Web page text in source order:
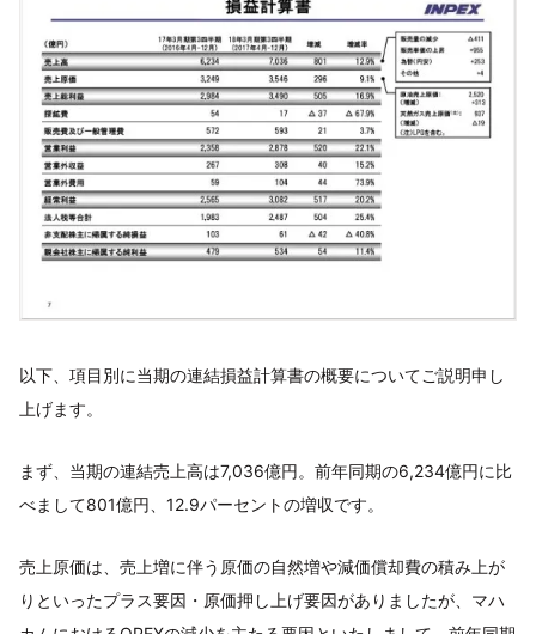
以下、項目別に当期の連結損益計算書の概要についてご説明申し
上げます。
まず、当期の連結売上高は7,036億円。前年同期の6,234億円に比
べまして801億円、12.9パーセントの増収です。
売上原価は、売上増に伴う原価の自然増や減価償却費の積み上が
りといったプラス要因・原価押し上げ要因がありましたが、マハ